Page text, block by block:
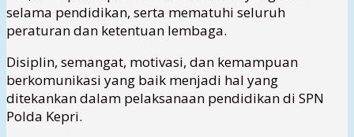
selama pendidikan, serta mematuhi seluruh
peraturan dan ketentuan lembaga.
Disiplin, semangat, motivasi, dan kemampuan
berkomunikasi yang baik menjadi hal yang
ditekankan dalam pelaksanaan pendidikan di SPN
Polda Kepri.